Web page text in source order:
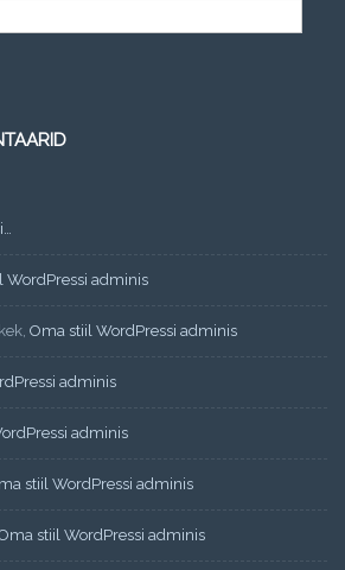
WordPressi adminis
, Oma stiil WordPressi adminis
adminis
adminis
stiil WordPressi adminis
stiil WordPressi adminis